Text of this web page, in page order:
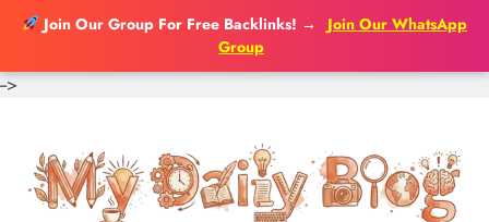
Join Our Group For Free Backlinks! →
Join Our WhatsApp
Group
-->
content